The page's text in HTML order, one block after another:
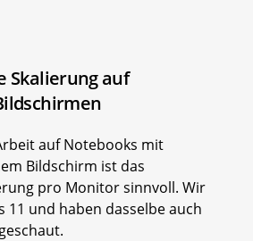
Skalierung auf
auf Notebooks mit
Bildschirm ist das
pro Monitor sinnvoll. Wir
11 und haben dasselbe auch